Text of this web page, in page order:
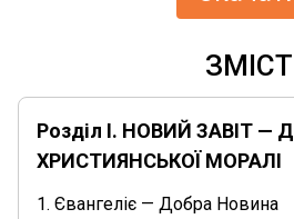
ЗМІСТ
Розділ І. НОВИЙ ЗАВІТ —
ХРИСТИЯНСЬКОЇ МОРАЛІ
1. Євангеліє — Добра Новина